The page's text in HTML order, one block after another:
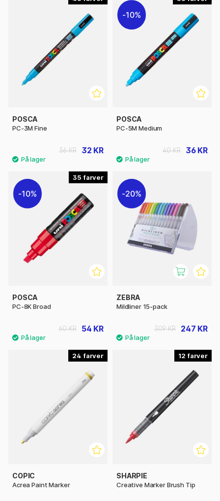
POSCA
PC-3M Fine
32 KR
36 KR
10%
POSCA
PC-5M Medium
36 KR
40 KR
35
10%
POSCA
PC-8K Broad
54 KR
60 KR
20%
ZEBRA
Mildliner 15-pack
247 KR
309 KR
24
COPIC
Acrea Paint Marker
12
SHARPIE
Creative Marker Brush Tip